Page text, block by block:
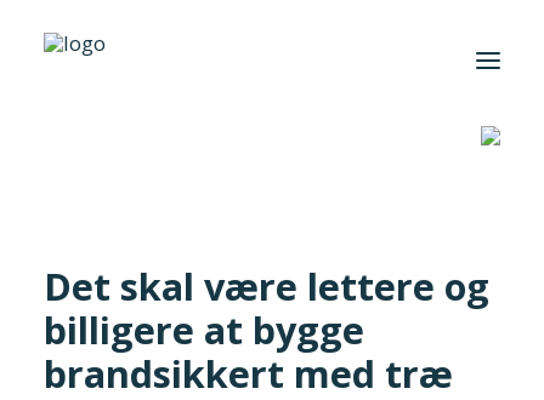
Aktuelt
Cases
Hjem/De syv GTS-Institutter
Det skal være lettere og
billigere at bygge
brandsikkert med træ